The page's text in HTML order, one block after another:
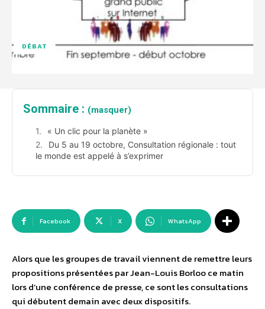
DÉBAT
Sommaire : (masquer)
« Un clic pour la planète »
Du 5 au 19 octobre, Consultation régionale : tout
le monde est appelé à s’exprimer
Facebook X WhatsApp
Alors que les groupes de travail viennent de remettre leurs
propositions présentées par Jean-Louis Borloo ce matin
lors d’une conférence de presse, ce sont les consultations
qui débutent demain avec deux dispositifs.